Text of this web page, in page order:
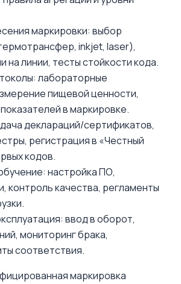
маркировки: выбор
inkjet, laser),
на линии, тесты стойкости кода.
лабораторные
пищевой ценности,
в маркировке.
деклараций/сертификатов,
регистрация в «Честный
кодов.
настройка ПО,
контроль качества, регламенты
ввод в оборот,
мониторинг брака,
соответствия.
маркировка